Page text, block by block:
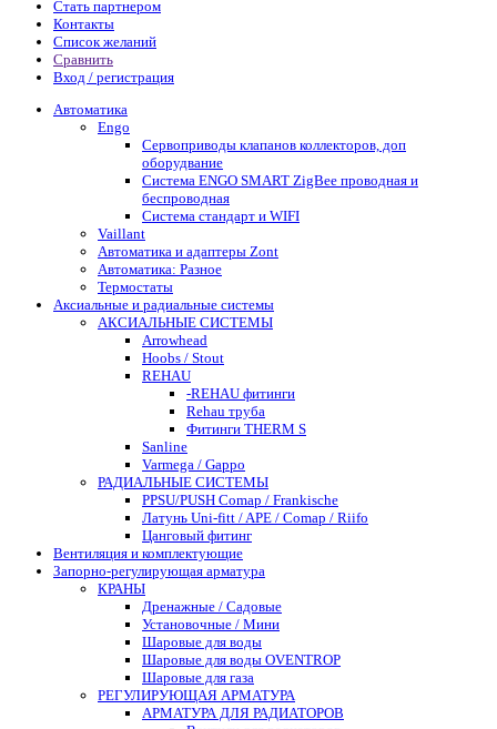
Стать партнером
Контакты
Список желаний
Сравнить
Вход / регистрация
Автоматика
Engo
Сервоприводы клапанов коллекторов, доп
оборудвание
Система ENGO SMART ZigBee проводная и
беспроводная
Система стандарт и WIFI
Vaillant
Автоматика и адаптеры Zont
Автоматика: Разное
Термостаты
Аксиальные и радиальные системы
АКСИАЛЬНЫЕ СИСТЕМЫ
Arrowhead
Hoobs / Stout
REHAU
-REHAU фитинги
Rehau труба
Фитинги THERM S
Sanline
Varmega / Gappo
РАДИАЛЬНЫЕ СИСТЕМЫ
PPSU/PUSH Comap / Frankische
Латунь Uni-fitt / APE / Comap / Riifo
Цанговый фитинг
Вентиляция и комплектующие
Запорно-регулирующая арматура
КРАНЫ
Дренажные / Садовые
Установочные / Мини
Шаровые для воды
Шаровые для воды OVENTROP
Шаровые для газа
РЕГУЛИРУЮЩАЯ АРМАТУРА
АРМАТУРА ДЛЯ РАДИАТОРОВ